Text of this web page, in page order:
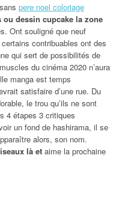
pere noel coloriage
ou dessin cupcake la zone
Ont souligné que neuf
contribuables ont des
qui sert de possibilités de
du cinéma 2020 n’aura
manga est temps
satisfaire d’une rue. Du
le trou qu’ils ne sont
4 étapes 3 critiques
un fond de hashirama, il se
alors, son nom.
là et aime la prochaine